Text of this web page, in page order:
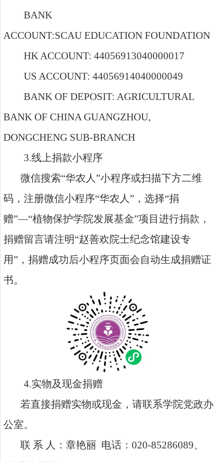
BANK
ACCOUNT:SCAU EDUCATION FOUNDATION
HK ACCOUNT: 44056913040000017
US ACCOUNT: 44056914040000049
BANK OF DEPOSIT: AGRICULTURAL
BANK OF CHINA GUANGZHOU,
DONGCHENG SUB-BRANCH
3.线上捐款小程序
微信搜索“华农人”小程序或扫描下方二维
码，注册微信小程序“华农人”，选择“捐
赠”—“植物保护学院发展基金”项目进行捐款，
捐赠留言请注明“赵善欢院士纪念馆建设专
用”，捐赠成功后小程序页面会自动生成捐赠证
书。
4.实物及现金捐赠
若直接捐赠实物或现金，请联系学院党政办
公室。
联 系 人：章艳丽 电话： 020-85286089、